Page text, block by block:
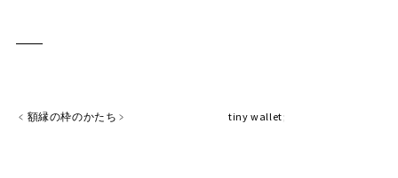
額縁の枠のかたち tiny wallet;